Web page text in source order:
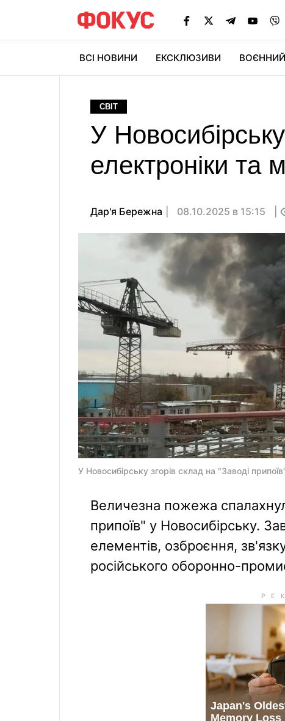
ВСІ НОВИНИ ЕКСКЛЮЗИВИ
СВІТ
У
електроніки та
Дар'я Бережна 08.10.2025 в 15:15
У Новосибірську згорів склад на "Заводі
Величезна пожежа
припоїв" у Новосибірську.
елементів, озброєння,
російського оборонно-